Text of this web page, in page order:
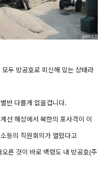
두 방공호로 피신해 있는 상태라
반 다를게 없을겁니다.
선 해상에서 북한의 포사격이 이
등의 직원회의가 열렸다고
른 것이 바로 백령도 내 방공호(주